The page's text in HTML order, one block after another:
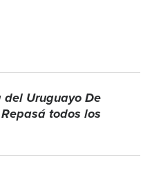
del Uruguayo De
todos los